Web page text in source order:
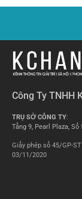
Công Ty TNHH
TRỤ SỞ CÔNG TY:
Tầng 9, Pearl Plaza,
Giấy phép số 45/GP-
03/11/2020